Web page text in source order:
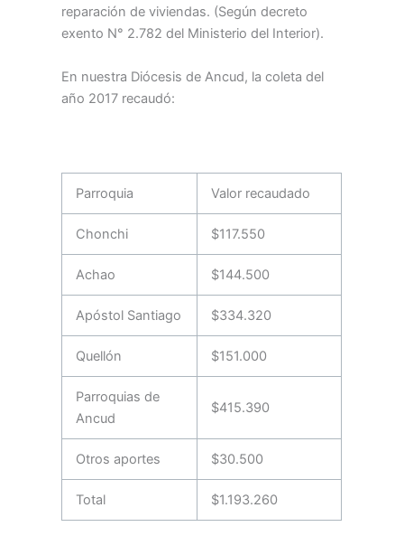
reparación de viviendas. (Según decreto
exento N° 2.782 del Ministerio del Interior).
En nuestra Diócesis de Ancud, la coleta del
año 2017 recaudó:
Parroquia Valor recaudado
Chonchi $117.550
Achao $144.500
Apóstol Santiago $334.320
Quellón $151.000
Parroquias de
Ancud
$415.390
Otros aportes $30.500
Total $1.193.260